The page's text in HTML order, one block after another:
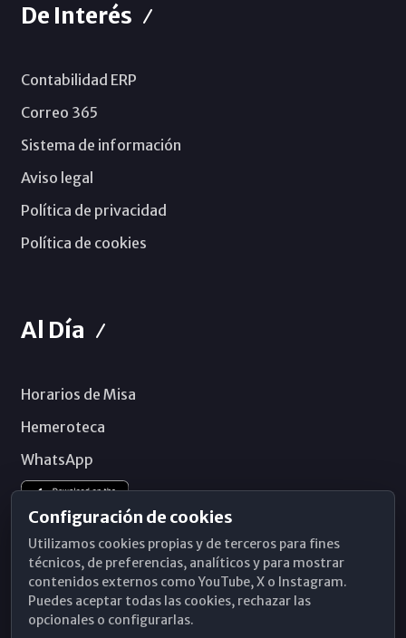
De Interés
Contabilidad ERP
Correo 365
Sistema de información
Aviso legal
Política de privacidad
Política de cookies
Al Día
Horarios de Misa
Hemeroteca
WhatsApp
Configuración de cookies
Utilizamos cookies propias y de terceros para fines
técnicos, de preferencias, analíticos y para mostrar
contenidos externos como YouTube, X o Instagram.
Puedes aceptar todas las cookies, rechazar las
opcionales o configurarlas.